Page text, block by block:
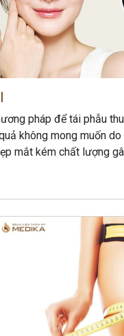
pháp để tái phẫu
không mong muốn do
mắt kém chất lượng